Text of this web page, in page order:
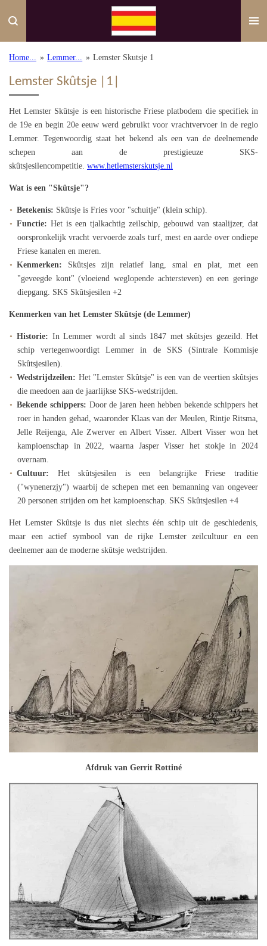
direct
de
Home... » Lemmer... » Lemster Skutsje 1
Lemster Skûtsje |1|
Het Lemster Skûtsje is een historische Friese platbodem die specifiek in
de 19e en begin 20e eeuw werd gebruikt voor vrachtvervoer in de regio
Lemmer. Tegenwoordig staat het bekend als een van de deelnemende
schepen aan de prestigieuze SKS-
skûtsjesilencompetitie. www.hetlemsterskutsje.nl
Wat is een "Skûtsje"?
Betekenis: Skûtsje is Fries voor "schuitje" (klein schip).
Functie: Het is een tjalkachtig zeilschip, gebouwd van staalijzer, dat
oorspronkelijk vracht vervoerde zoals turf, mest en aarde over ondiepe
Friese kanalen en meren.
Kenmerken:
Skûtsjes zijn relatief lang, smal en plat, met een
"geveegde kont" (vloeiend weglopende achtersteven) en een geringe
diepgang. SKS Skûtsjesilen +2
Kenmerken van het Lemster Skûtsje (de Lemmer)
Historie: In Lemmer wordt al sinds 1847 met skûtsjes gezeild. Het
schip vertegenwoordigt Lemmer in de SKS (Sintrale Kommisje
Skûtsjesilen).
Wedstrijdzeilen: Het "Lemster Skûtsje" is een van de veertien skûtsjes
die meedoen aan de jaarlijkse SKS-wedstrijden.
Bekende schippers: Door de jaren heen hebben bekende schippers het
roer in handen gehad, waaronder Klaas van der Meulen, Rintje Ritsma,
Jelle Reijenga, Ale Zwerver en Albert Visser. Albert Visser won het
kampioenschap in 2022, waarna Jasper Visser het stokje in 2024
overnam.
Cultuur:
Het skûtsjesilen is een belangrijke Friese traditie
("wynenerzjy") waarbij de schepen met een bemanning van ongeveer
20 personen strijden om het kampioenschap. SKS Skûtsjesilen +4
Het Lemster Skûtsje is dus niet slechts één schip uit de geschiedenis,
maar een actief symbool van de rijke Lemster zeilcultuur en een
deelnemer aan de moderne skûtsje wedstrijden.
Afdruk van Gerrit Rottiné